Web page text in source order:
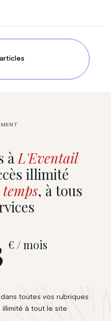
àL'Eventail
illimité
, à tous
€ / mois
toutes vos rubriques
à tout le site